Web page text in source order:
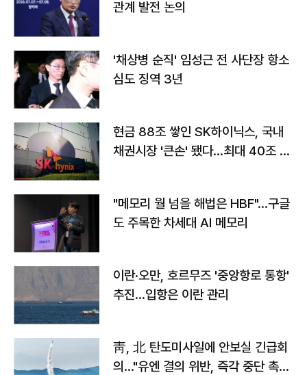
관계 발전 논의
'채상병 순직' 임성근 전 사단장 항소
심도 징역 3년
현금 88조 쌓인 SK하이닉스, 국내
채권시장 '큰손' 됐다…최대 40조 투
"메모리 월 넘을 해법은 HBF"…구글
도 주목한 차세대 AI 메모리
이란·오만, 호르무즈 '중앙항로 통항'
추진…입항은 이란 관리
靑, 北 탄도미사일에 안보실 긴급회
의…"유엔 결의 위반, 즉각 중단 촉